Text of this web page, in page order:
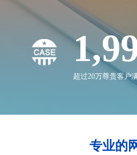
超过20万尊贵客户
专业的